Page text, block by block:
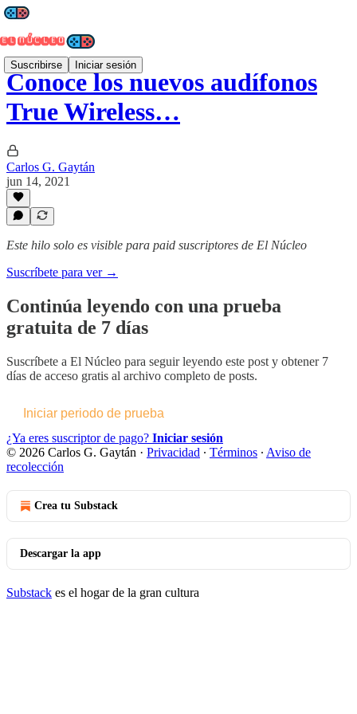
Suscribirse Iniciar sesión
Conoce los nuevos audífonos
True Wireless…
Carlos G. Gaytán
jun 14, 2021
Este hilo solo es visible para paid suscriptores de El Núcleo
Suscríbete para ver →
Continúa leyendo con una prueba
gratuita de 7 días
Suscríbete a El Núcleo para seguir leyendo este post y obtener 7
días de acceso gratis al archivo completo de posts.
Iniciar periodo de prueba
¿Ya eres suscriptor de pago? Iniciar sesión
© 2026 Carlos G. Gaytán · Privacidad ∙ Términos ∙ Aviso de
recolección
Crea tu Substack
Descargar la app
Substack es el hogar de la gran cultura